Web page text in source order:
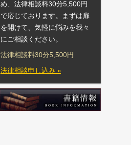
め、法律相談料30分5,500円
で応じております。まずは扉
を開けて、気軽に悩みを我々
にご相談ください。
法律相談料30分5,500円
法律相談申し込み »